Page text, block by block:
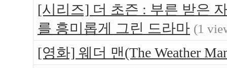
[시리즈] 더 초즌 : 부른 받은
를 흥미롭게 그린 드라마 (1
[영화] 웨더 맨(The Weather